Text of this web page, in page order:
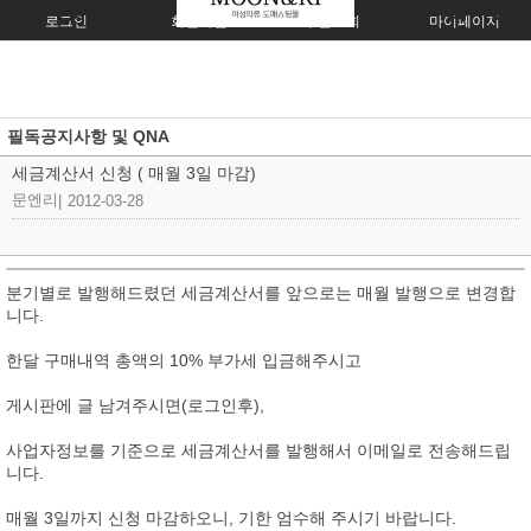
로그인 회원가입 주문조회 마이페이지
필독공지사항 및 QNA
세금계산서 신청 ( 매월 3일 마감)
문엔리 2012-03-28
분기별로 발행해드렸던 세금계산서를 앞으로는 매월 발행으로 변경합
니다.
한달 구매내역 총액의 10% 부가세 입금해주시고
게시판에 글 남겨주시면(로그인후),
사업자정보를 기준으로 세금계산서를 발행해서 이메일로 전송해드립
니다.
매월 3일까지 신청 마감하오니, 기한 엄수해 주시기 바랍니다.